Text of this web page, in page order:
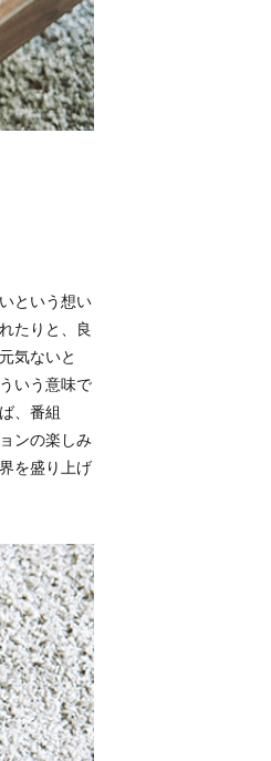
という想い
たりと、良
気ないと
いう意味で
、番組
ンの楽しみ
を盛り上げ